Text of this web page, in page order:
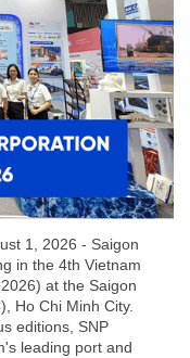
1, 2026 - Saigon
in the 4th Vietnam
at the Saigon
Ho Chi Minh City.
editions, SNP
leading port and